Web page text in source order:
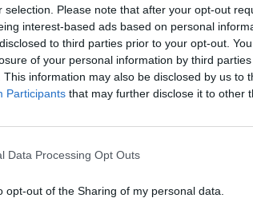
selection. Please note that after your opt-out
interest-based ads based on personal
to third parties prior to your opt-out.
of your personal information by third
This information may also be disclosed by us to
Participants that may further disclose it to other
Data Processing Opt Outs
opt-out of the Sharing of my personal data.